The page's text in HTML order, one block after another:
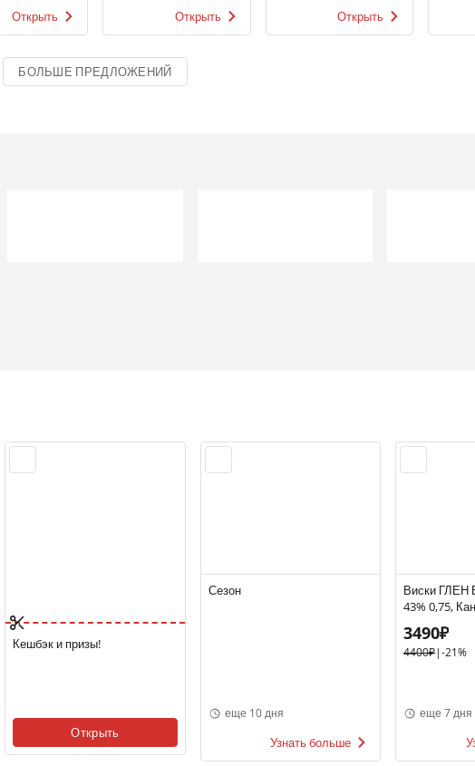
Открыть Открыть Открыть
БОЛЬШЕ ПРЕДЛОЖЕНИЙ
Кешбэк и призы!
Открыть
Сезон
еще 10 дня
Узнать больше
Виски
43% 0,75,
3490₽
4400₽|-21%
еще 7 дня